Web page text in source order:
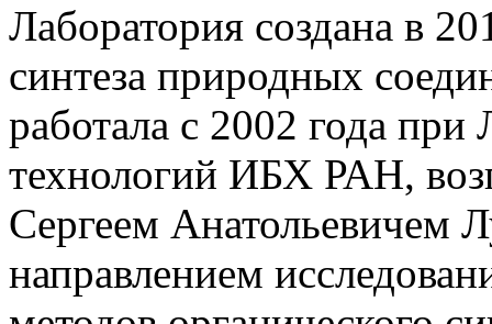
Лаборатория создана в
синтеза природных
работала с 2002 года
технологий ИБХ РАН,
Сергеем Анатольевичем
направлением